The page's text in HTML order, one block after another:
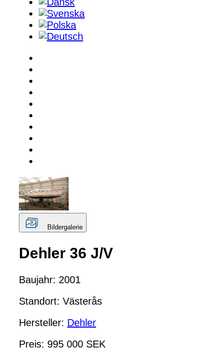
Bildergalerie
Dehler 36 J/V
Baujahr: 2001
Standort: Västerås
Hersteller: Dehler
Preis: 995 000 SEK